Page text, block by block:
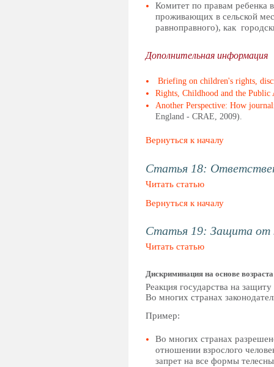
Комитет по правам ребенка
проживающих в сельской
равноправного), как
Дополнительная информация
Briefing on children's rights,
Rights, Childhood and the Public
Another Perspective: How
England - CRAE, 2009).
Вернуться к началу
Статья 18:
Читать статью
Вернуться к началу
Статья 19: Защита от
Читать статью
Дискриминация на основе возраста
Реакция государства на
Во многих странах
Пример:
Во многих странах
отношении взрослого
запрет на все формы